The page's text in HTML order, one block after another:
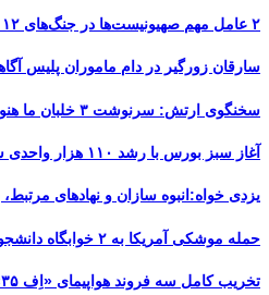
۲ عامل مهم صهیونیست‌ها در جنگ‌های ۱۲ روزه و ۴۰ روزه اعدام شدند
سارقان زورگیر در دام ماموران پلیس
سخنگوی ارتش: سرنوشت ۳ خلبان ما هنوز مشخص نیست
آغاز سبز بورس با رشد ۱۱۰ هزار واحدی شاخص کل
یزدی خواه:انبوه سازان و نهادهای
حمله موشکی آمریکا به ۲ خوابگاه دانشجویی در اهواز
تخریب کامل سه فروند هواپیمای «اِف ۳۵» آمریکا توسط سپاه